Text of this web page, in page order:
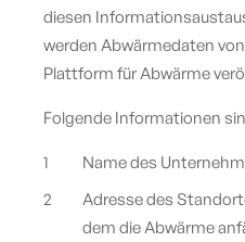
diesen
werden Abwärmedaten
Plattform für Abwärme
Folgende Informationen
Name des
Adresse des
dem die Abwärme